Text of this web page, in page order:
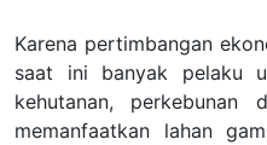
Karena pertimbangan
saat ini banyak pelaku
kehutanan, perkebunan
memanfaatkan lahan